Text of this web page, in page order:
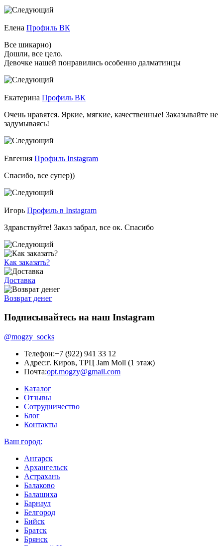
Елена Профиль ВК
Все шикарно)
Дошли, все цело.
Девочке нашей понравились особенно далматинцы
Екатерина Профиль ВК
Очень нравятся. Яркие, мягкие, качественные! Заказывайте не
задумываясь!
Евгения Профиль Instagram
Спасибо, все супер))
Игорь Профиль в Instagram
Здравствуйте! Заказ забрал, все ок. Спасибо
Как заказать?
Доставка
Возврат денег
Подписывайтесь на наш Instagram
@mogzy_socks
Телефон:+7 (922) 941 33 12
Адрес:г. Киров, ТРЦ Jam Moll (1 этаж)
Почта:opt.mogzy@gmail.com
Каталог
Отзывы
Сотрудничество
Блог
Контакты
Ваш город:
Ангарск
Архангельск
Астрахань
Балаково
Балашиха
Барнаул
Белгород
Бийск
Братск
Брянск